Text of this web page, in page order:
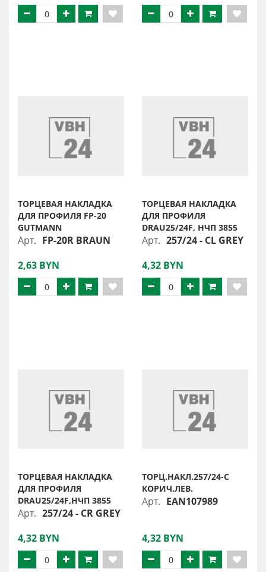
ТОРЦЕВАЯ НАКЛАДКА
ДЛЯ ПРОФИЛЯ FP-20
GUTMANN
Арт. FP-20R BRAUN
2,63 BYN
ТОРЦЕВАЯ НАКЛАДКА
ДЛЯ ПРОФИЛЯ
DRAU25/24F, НЧП 3855
Арт. 257/24 - CL GREY
4,32 BYN
ТОРЦЕВАЯ НАКЛАДКА
ДЛЯ ПРОФИЛЯ
DRAU25/24F,НЧП 3855
Арт. 257/24 - CR GREY
4,32 BYN
ТОРЦ.НАКЛ.257/24-С
КОРИЧ.ЛЕВ.
Арт. EAN107989
4,32 BYN